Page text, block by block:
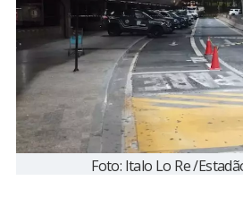
Foto: Italo Lo Re /